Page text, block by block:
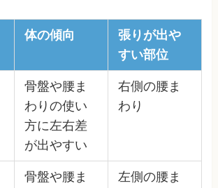
体の傾向
張りが出や
すい部位
骨盤や腰ま
わりの使い
方に左右差
が出やすい
右側の腰ま
わり
骨盤や腰ま
左側の腰ま